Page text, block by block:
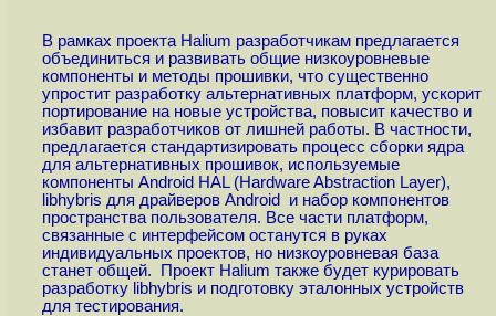
В рамках проекта Halium разработчикам предлагается
объединиться и развивать общие низкоуровневые
компоненты и методы прошивки, что существенно
упростит разработку альтернативных платформ, ускорит
портирование на новые устройства, повысит качество и
избавит разработчиков от лишней работы. В частности,
предлагается стандартизировать процесс сборки ядра
для альтернативных прошивок, используемые
компоненты Android HAL (Hardware Abstraction Layer),
libhybris для драйверов Android и набор компонентов
пространства пользователя. Все части платформ,
связанные с интерфейсом останутся в руках
индивидуальных проектов, но низкоуровневая база
станет общей. Проект Halium также будет курировать
разработку libhybris и подготовку эталонных устройств
для тестирования.